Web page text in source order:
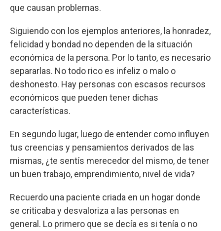
que causan problemas.
Siguiendo con los ejemplos anteriores, la honradez,
felicidad y bondad no dependen de la situación
económica de la persona. Por lo tanto, es necesario
separarlas. No todo rico es infeliz o malo o
deshonesto. Hay personas con escasos recursos
económicos que pueden tener dichas
características.
En segundo lugar, luego de entender como influyen
tus creencias y pensamientos derivados de las
mismas, ¿te sentís merecedor del mismo, de tener
un buen trabajo, emprendimiento, nivel de vida?
Recuerdo una paciente criada en un hogar donde
se criticaba y desvaloriza a las personas en
general. Lo primero que se decía es si tenía o no